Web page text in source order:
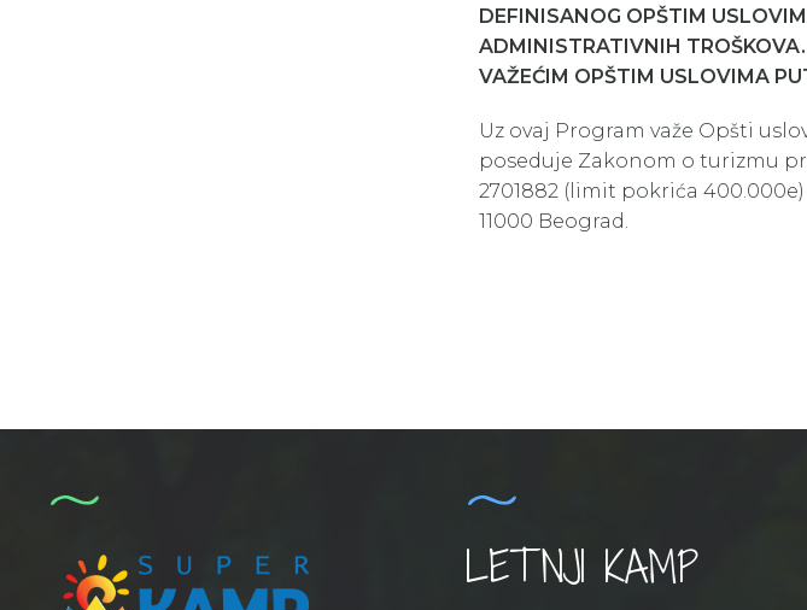
DEFINISANOG OPŠTIM
ADMINISTRATIVNIH
VAŽEĆIM OPŠTIM USLOVIMA
Uz ovaj Program važe Opšti
poseduje Zakonom o turizmu
2701882 (limit pokrića 400.000e)
11000 Beograd.
LETNJI KAMP